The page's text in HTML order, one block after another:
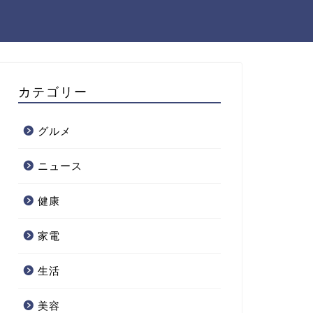
カテゴリー
グルメ
ニュース
健康
家電
生活
美容